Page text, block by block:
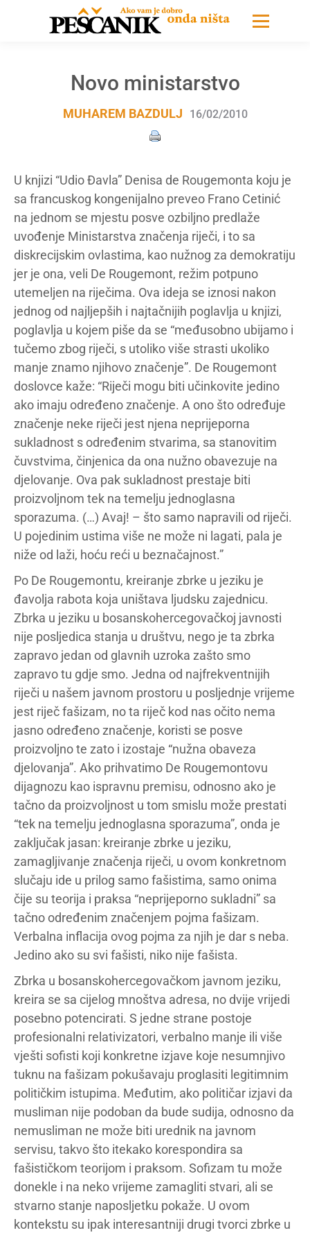
Novo ministarstvo
MUHAREM BAZDULJ 16/02/2010
U knjizi “Udio Đavla” Denisa de Rougemonta koju je
sa francuskog kongenijalno preveo Frano Cetinić
na jednom se mjestu posve ozbiljno predlaže
uvođenje Ministarstva značenja riječi, i to sa
diskrecijskim ovlastima, kao nužnog za demokratiju
jer je ona, veli De Rougemont, režim potpuno
utemeljen na riječima. Ova ideja se iznosi nakon
jednog od najljepših i najtačnijih poglavlja u knjizi,
poglavlja u kojem piše da se “međusobno ubijamo i
tučemo zbog riječi, s utoliko više strasti ukoliko
manje znamo njihovo značenje”. De Rougemont
doslovce kaže: “Riječi mogu biti učinkovite jedino
ako imaju određeno značenje. A ono što određuje
značenje neke riječi jest njena neprijeporna
sukladnost s određenim stvarima, sa stanovitim
čuvstvima, činjenica da ona nužno obavezuje na
djelovanje. Ova pak sukladnost prestaje biti
proizvoljnom tek na temelju jednoglasna
sporazuma. (…) Avaj! – što samo napravili od riječi.
U pojedinim ustima više ne može ni lagati, pala je
niže od laži, hoću reći u beznačajnost.”
Po De Rougemontu, kreiranje zbrke u jeziku je
đavolja rabota koja uništava ljudsku zajednicu.
Zbrka u jeziku u bosanskohercegovačkoj javnosti
nije posljedica stanja u društvu, nego je ta zbrka
zapravo jedan od glavnih uzroka zašto smo
zapravo tu gdje smo. Jedna od najfrekventnijih
riječi u našem javnom prostoru u posljednje vrijeme
jest riječ fašizam, no ta riječ kod nas očito nema
jasno određeno značenje, koristi se posve
proizvoljno te zato i izostaje “nužna obaveza
djelovanja”. Ako prihvatimo De Rougemontovu
dijagnozu kao ispravnu premisu, odnosno ako je
tačno da proizvoljnost u tom smislu može prestati
“tek na temelju jednoglasna sporazuma”, onda je
zaključak jasan: kreiranje zbrke u jeziku,
zamagljivanje značenja riječi, u ovom konkretnom
slučaju ide u prilog samo fašistima, samo onima
čije su teorija i praksa “neprijeporno sukladni” sa
tačno određenim značenjem pojma fašizam.
Verbalna inflacija ovog pojma za njih je dar s neba.
Jedino ako su svi fašisti, niko nije fašista.
Zbrka u bosanskohercegovačkom javnom jeziku,
kreira se sa cijelog mnoštva adresa, no dvije vrijedi
posebno potencirati. S jedne strane postoje
profesionalni relativizatori, verbalno manje ili više
vješti sofisti koji konkretne izjave koje nesumnjivo
tuknu na fašizam pokušavaju proglasiti legitimnim
političkim istupima. Međutim, ako političar izjavi da
musliman nije podoban da bude sudija, odnosno da
nemusliman ne može biti urednik na javnom
servisu, takvo što itekako korespondira sa
fašističkom teorijom i praksom. Sofizam tu može
donekle i na neko vrijeme zamagliti stvari, ali se
stvarno stanje naposljetku pokaže. U ovom
kontekstu su ipak interesantniji drugi tvorci zbrke u